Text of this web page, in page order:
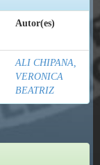
Autor(es)
ALI CHIPANA,
VERONICA
BEATRIZ